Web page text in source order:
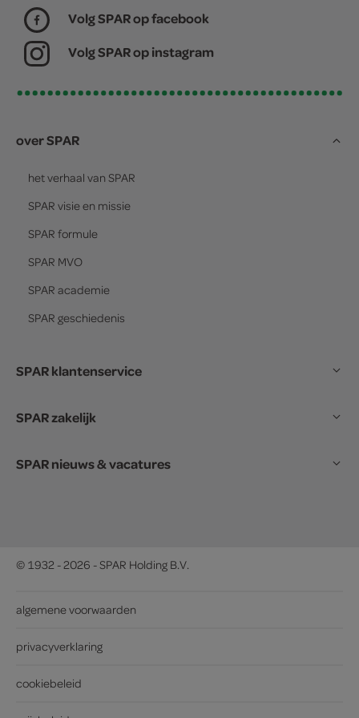
Volg SPAR op facebook
Volg SPAR op instagram
over SPAR
het verhaal van SPAR
SPAR visie en missie
SPAR formule
SPAR MVO
SPAR academie
SPAR geschiedenis
SPAR klantenservice
SPAR zakelijk
SPAR nieuws & vacatures
© 1932 - 2026 - SPAR Holding B.V.
algemene voorwaarden
privacyverklaring
cookiebeleid